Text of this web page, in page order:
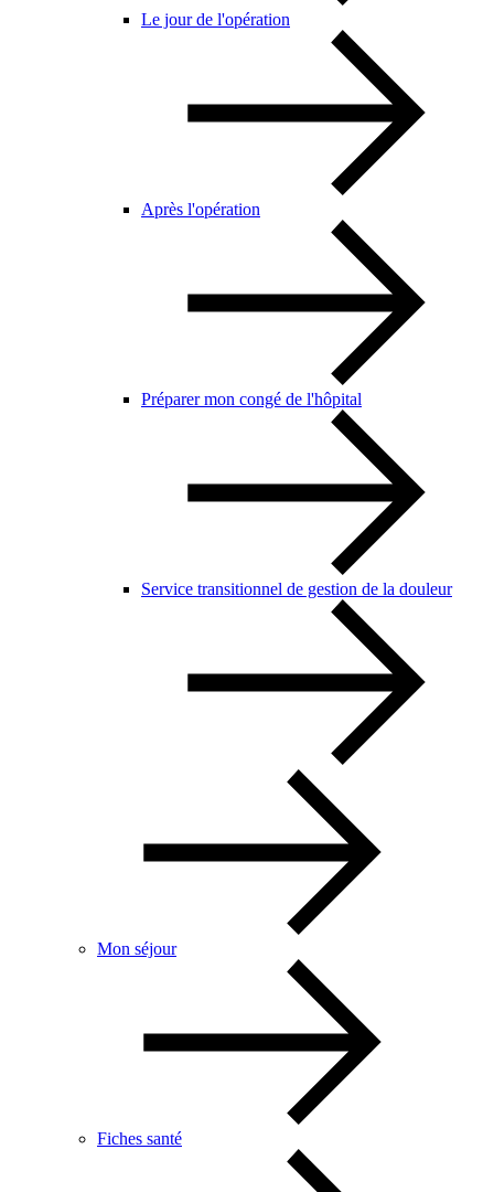
Le jour de l'opération
Après l'opération
Préparer mon congé de l'hôpital
Service transitionnel de gestion de la douleur
Mon séjour
Fiches santé